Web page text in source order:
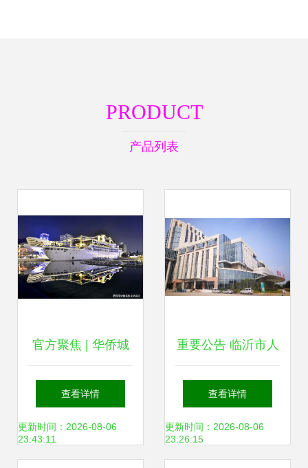
PRODUCT
产品列表
官方聚焦 | 华侨城
新玺官方售楼处发
布 共筑新时代奢居
查看详情
更新时间：2026-08-06
23:43:11
重要公告 临沂市人
民医院骨科医院整
体搬迁至北城新区
查看详情
更新时间：2026-08-06
23:26:15